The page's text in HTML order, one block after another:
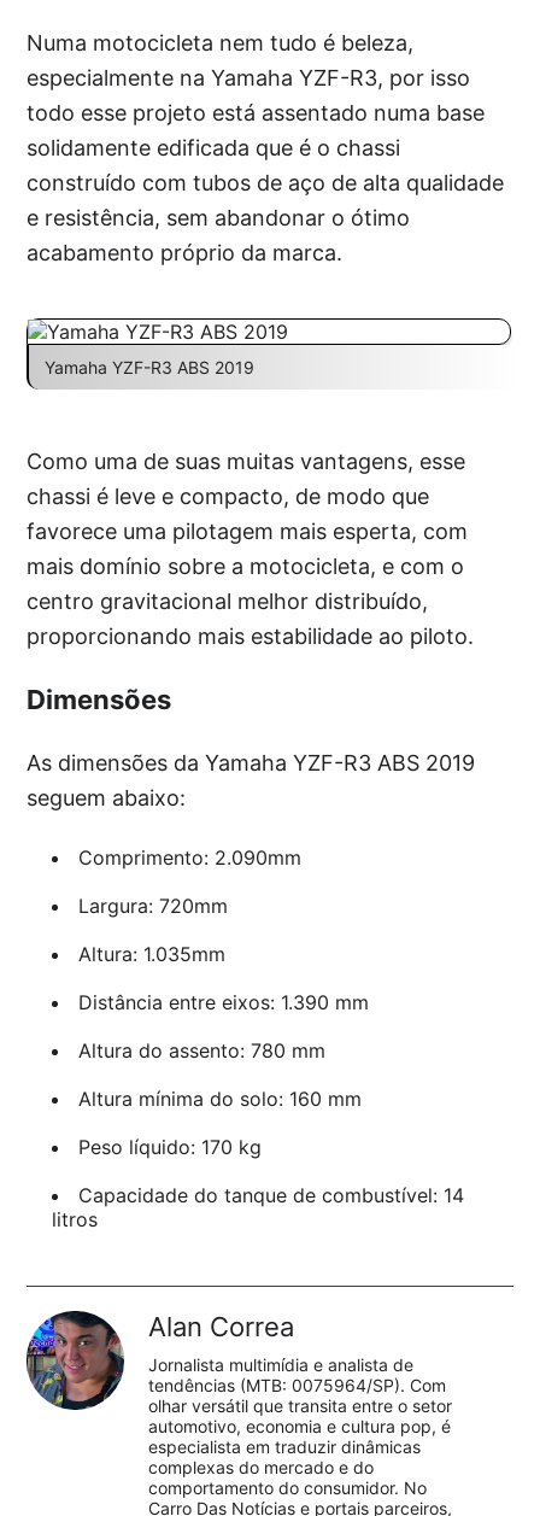
Numa motocicleta nem tudo é beleza,
especialmente na Yamaha YZF-R3, por isso
todo esse projeto está assentado numa base
solidamente edificada que é o chassi
construído com tubos de aço de alta qualidade
e resistência, sem abandonar o ótimo
acabamento próprio da marca.
Yamaha YZF-R3 ABS 2019
Como uma de suas muitas vantagens, esse
chassi é leve e compacto, de modo que
favorece uma pilotagem mais esperta, com
mais domínio sobre a motocicleta, e com o
centro gravitacional melhor distribuído,
proporcionando mais estabilidade ao piloto.
Dimensões
As dimensões da Yamaha YZF-R3 ABS 2019
seguem abaixo:
Comprimento: 2.090mm
Largura: 720mm
Altura: 1.035mm
Distância entre eixos: 1.390 mm
Altura do assento: 780 mm
Altura mínima do solo: 160 mm
Peso líquido: 170 kg
Capacidade do tanque de combustível: 14
litros
Alan Correa
Jornalista multimídia e analista de
tendências (MTB: 0075964/SP). Com
olhar versátil que transita entre o setor
automotivo, economia e cultura pop, é
especialista em traduzir dinâmicas
complexas do mercado e do
comportamento do consumidor. No
Carro Das Notícias e portais parceiros,